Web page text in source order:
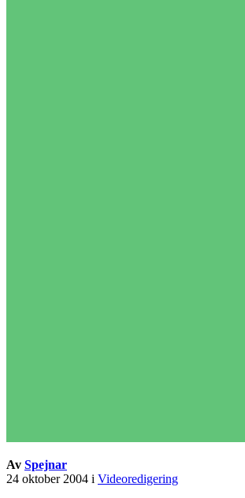
Av Spejnar
24 oktober 2004 i Videoredigering